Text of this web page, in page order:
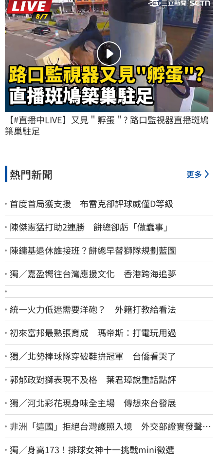
【#直播中LIVE】又見＂孵蛋＂? 路口監視器直播斑鳩
築巢駐足
熱門新聞 更多
首度首局獲支援 布雷克卻評球威僅D等級
陳傑憲猛打助2連勝 餅總卻虧「做蠢事」
陳鏞基退休誰接班？餅總早替獅隊規劃藍圖
獨／嘉盈嚮往台灣應援文化 香港跨海追夢
統一火力低迷需要洋砲？ 外籍打教給看法
初來富邦最熟張育成 瑪帝斯：打電玩用過
獨／北勢棒球隊穿破鞋拚冠軍 台僑看哭了
郭郁政對獅表現不及格 葉君璋說重話點評
獨／河北彩花現身味全主場 傳想來台發展
非洲「這國」拒絕台灣護照入境 外交部證實發聲
了：持續交涉聯繫
獨／身高173！排球女神十一挑戰mini徵選